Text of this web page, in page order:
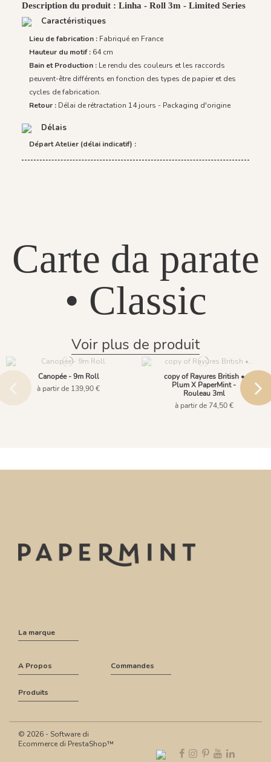
Description du produit : Linha - Roll 3m - Limited Series
Caractéristiques
Lieu de fabrication : Fabriqué en France
Hauteur du motif : 64 cm
Bain et Production : Le rendu des couleurs et les raccords
peuvent-être différents en fonction des types de papier et des
cycles de fabrication.
Retour : Délai de rétractation 14 jours - Packaging d'origine
Délais
Départ Atelier (délai indicatif) :
Carte da parate
• Classic
Voir plus de produit
Canopée - 9m Roll
à partir de 139,90 €
copy of Rayures British •
Plum X PaperMint -
Rouleau 3ml
à partir de 74,50 €
La marque
A Propos Commandes
Produits
© 2026 - Software di
Ecommerce di PrestaShop™